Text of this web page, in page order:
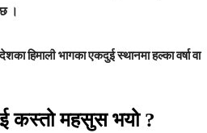
।
हिमाली भागका एकदुई स्थानमा हल्का वर्षा वा
कस्तो महसुस भयो ?